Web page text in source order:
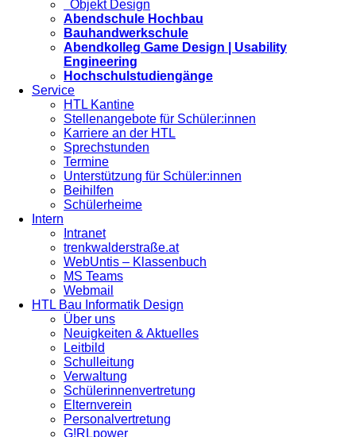
Objekt Design
Abendschule Hochbau
Bauhandwerkschule
Abendkolleg Game Design | Usability
Engineering
Hochschulstudiengänge
Service
HTL Kantine
Stellenangebote für Schüler:innen
Karriere an der HTL
Sprechstunden
Termine
Unterstützung für Schüler:innen
Beihilfen
Schülerheime
Intern
Intranet
trenkwalderstraße.at
WebUntis – Klassenbuch
MS Teams
Webmail
HTL Bau Informatik Design
Über uns
Neuigkeiten & Aktuelles
Leitbild
Schulleitung
Verwaltung
Schülerinnenvertretung
Elternverein
Personalvertretung
G!RLpower